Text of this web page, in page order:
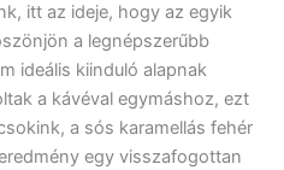
itt az ideje, hogy az egyik
a legnépszerűbb
ideális kiinduló alapnak
a kávéval egymáshoz, ezt
a sós karamellás fehér
egy visszafogottan